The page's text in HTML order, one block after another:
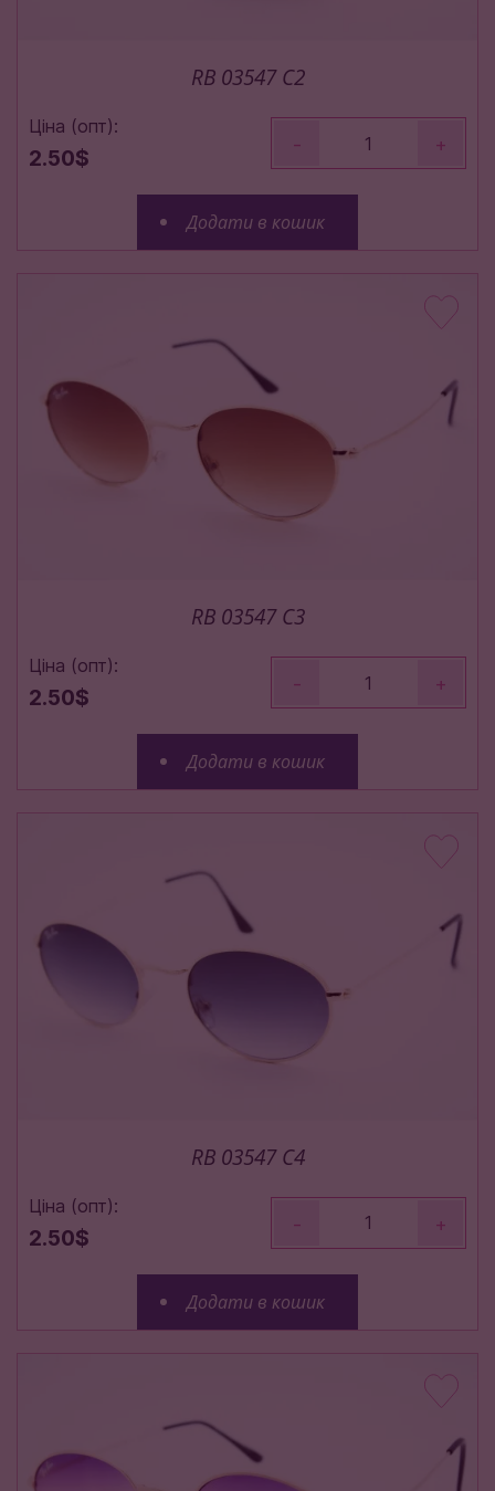
RB 03547 C2
Ціна (опт):
2.50$
- +
Додати в кошик
RB 03547 C3
Ціна (опт):
2.50$
- +
Додати в кошик
RB 03547 C4
Ціна (опт):
2.50$
- +
Додати в кошик